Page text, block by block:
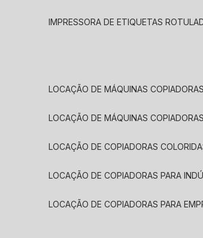
IMPRESSORA DE ETIQUETAS
LOCAÇÃO DE MÁQUINAS
LOCAÇÃO DE MÁQUINAS
LOCAÇÃO DE COPIADORAS
LOCAÇÃO DE COPIADORAS PARA
LOCAÇÃO DE COPIADORAS PARA